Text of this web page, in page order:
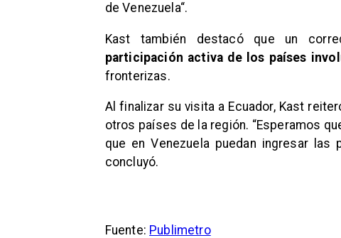
de Venezuela“.
Kast también destacó que un
participación activa de los países
fronterizas.
Al finalizar su visita a Ecuador, Kast
otros países de la región. “Esperamos
que en Venezuela puedan ingresar las
concluyó.
Fuente: Publimetro